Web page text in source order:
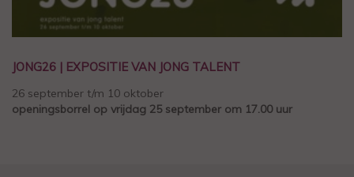
JONG26 | EXPOSITIE VAN JONG TALENT
26 september t/m 10 oktober
openingsborrel op vrijdag 25 september om 17.00 uur